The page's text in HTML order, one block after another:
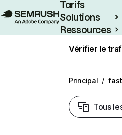
Tarifs
Solutions
Ressources
Vérifier le
Principal /
Tous